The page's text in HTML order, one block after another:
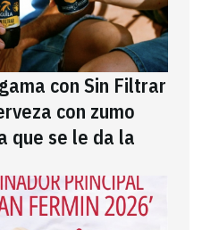
con Sin Filtrar
con zumo
que se le da la